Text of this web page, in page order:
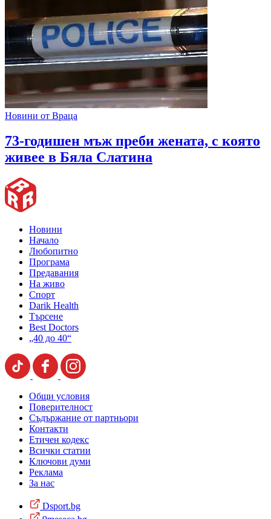
Новини от Враца
73-годишен мъж преби жената, с която
живее в Бяла Слатина
Новини
Начало
Любопитно
Програма
Предавания
На живо
Спорт
Darik Health
Търсене
Best Doctors
„40 до 40“
Общи условия
Поверителност
Съдържание от партньори
Контакти
Етичен кодекс
Всички статии
Ключови думи
Реклама
За нас
Dsport.bg